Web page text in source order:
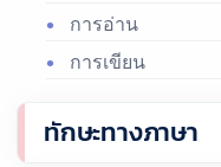
การอ่าน
การเขียน
ทักษะทางภาษา